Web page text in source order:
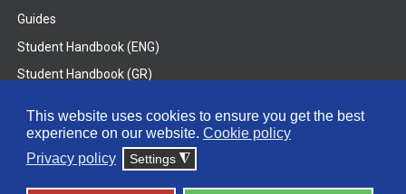
This website uses cookies to ensure you get the best
experience on our website. Cookie policy
Privacy policy
Settings ◮
Guides
Student Handbook (ENG)
Student Handbook (GR)
© 2026 Frederick University